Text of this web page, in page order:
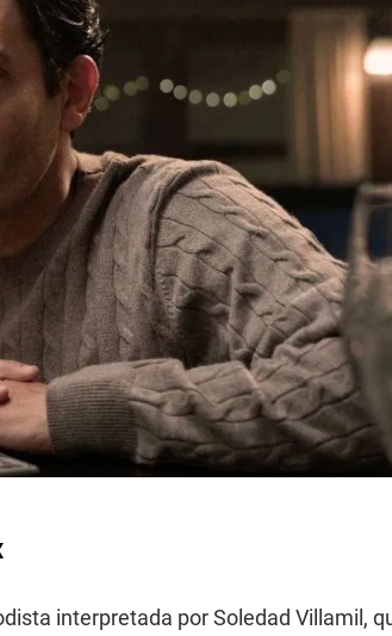
interpretada por Soledad Villamil,